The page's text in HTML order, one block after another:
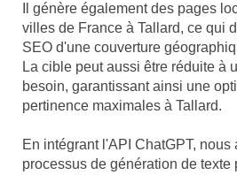
Il génère également des pages
villes de France à Tallard, ce qui
SEO d'une couverture
La cible peut aussi être réduite à
besoin, garantissant ainsi une
pertinence maximales à Tallard.
En intégrant l'API ChatGPT,
processus de génération de texte